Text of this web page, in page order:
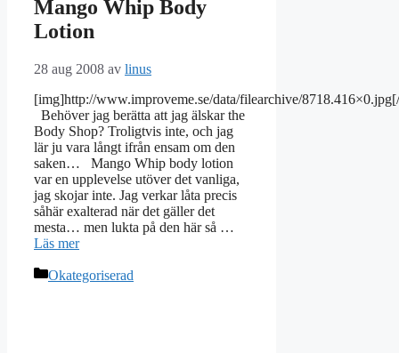
Mango Whip Body
Lotion
28 aug 2008 av linus
[img]http://www.improveme.se/data/filearchive/
Behöver jag berätta att jag älskar the
Body Shop? Troligtvis inte, och jag
lär ju vara långt ifrån ensam om den
saken… Mango Whip body lotion
var en upplevelse utöver det vanliga,
jag skojar inte. Jag verkar låta precis
såhär exalterad när det gäller det
mesta… men lukta på den här så …
Läs mer
Kategorier
Okategoriserad